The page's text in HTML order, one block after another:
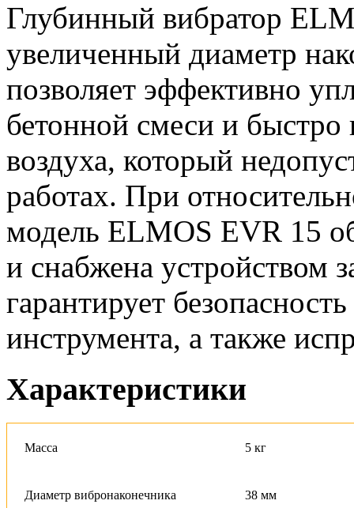
Глубинный вибратор
увеличенный диаметр
позволяет эффективно
бетонной смеси и быстро
воздуха, который
работах. При
модель ELMOS EVR 15
и снабжена устройством
гарантирует
инструмента, а также
Характеристики
Масса 5 кг
Диаметр вибронаконечника 38 мм